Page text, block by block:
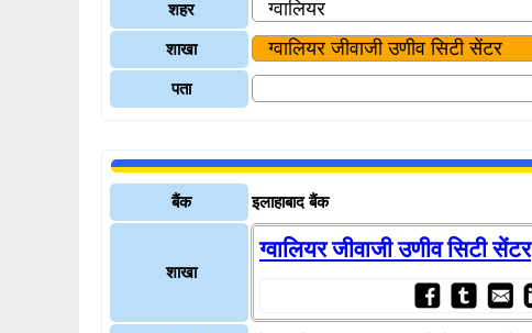
शहर
शाखा
पता
बैंक इलाहाबाद बैंक
शाखा
ग्वालियर जीवाजी उणीव सिटी सेंटर